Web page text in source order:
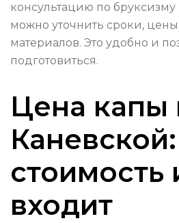
консультацию по бруксизму
можно уточнить сроки,
материалов. Это удобно и
подготовиться.
Цена капы
Каневской:
стоимость
входит